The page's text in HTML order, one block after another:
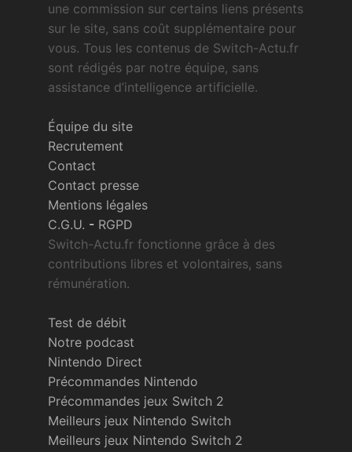
une commission sur certains liens présents
sur le site, sans coût supplémentaire pour
vous. Tous les contenus de Switch-Actu.fr
sont rédigés par notre équipe, sans
assistance d’intelligence artificielle.
Équipe du site
Recrutement
Contact
Contact presse
Mentions légales
C.G.U. - RGPD
Switch-Actu.fr fonctionne grâce à des
contributions libres et volontaires, sans
rémunération.
Test de débit
Notre podcast
Nintendo Direct
Précommandes Nintendo
Précommandes jeux Switch 2
Meilleurs jeux Nintendo Switch
Meilleurs jeux Nintendo Switch 2